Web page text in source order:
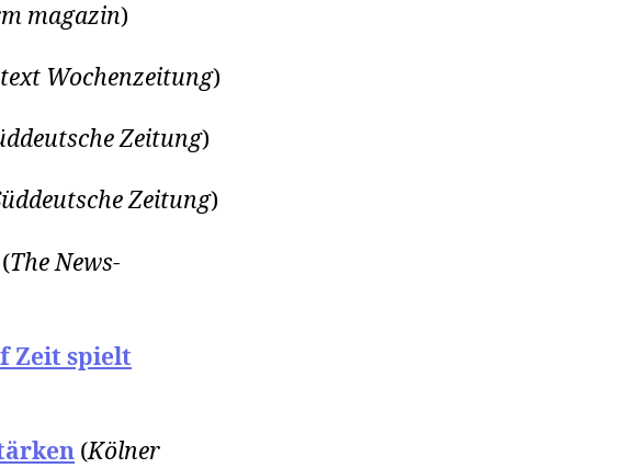
magazin)
Wochenzeitung)
Zeitung)
Zeitung)
(The News-
Zeit spielt
(Kölner